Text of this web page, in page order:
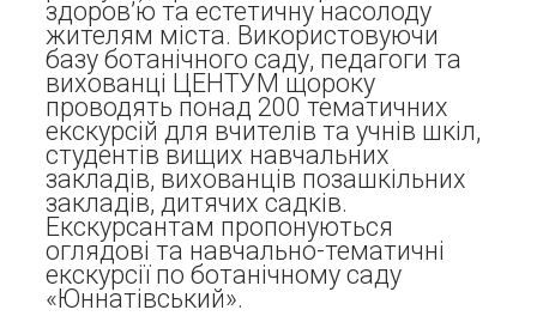
здоров’ю та естетичну насолоду
жителям міста. Використовуючи
базу ботанічного саду, педагоги та
вихованці ЦЕНТУМ щороку
проводять понад 200 тематичних
екскурсій для вчителів та учнів шкіл,
студентів вищих навчальних
закладів, вихованців позашкільних
закладів, дитячих садків.
Екскурсантам пропонуються
оглядові та навчально-тематичні
екскурсії по ботанічному саду
«Юннатівський».